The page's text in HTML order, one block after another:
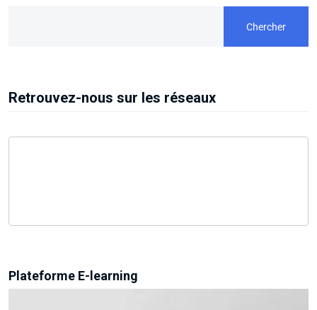
Chercher
Retrouvez-nous sur les réseaux
Plateforme E-learning